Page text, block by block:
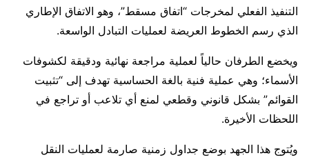
التنفيذ الفعلي لمخرجات “اتفاق مسقط”، وهو الاتفاق الإطاري
الذي رسم الخطوط العريضة لعمليات التبادل الواسعة.
ويخضع الطرفان حالياً لعملية مراجعة نهائية ودقيقة لكشوفات
الأسماء؛ وهي عملية فنية بالغة الحساسية تهدف إلى “تثبيت
القوائم” بشكل قانوني وقطعي لمنع أي تلاعب أو تراجع في
اللحظات الأخيرة.
ويُتوج هذا الجهد بوضع جداول زمنية صارمة لعمليات النقل